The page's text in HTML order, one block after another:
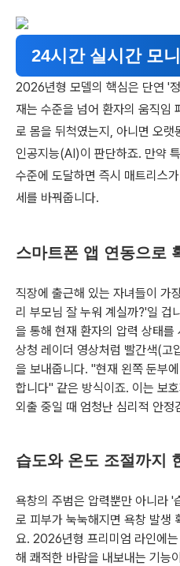
24시간 실시간 모
2026년형 모델의 핵심은 단연 '
재는 수준을 넘어 환자의 움직임
로 몸을 뒤척였는지, 아니면 오랫
인공지능(AI)이 판단하죠. 만약
수준에 도달하면 즉시 매트리스
세를 바꿔줍니다.
스마트폰 앱 연동으로
직장에 출근해 있는 자녀들이 가
리 부모님 잘 누워 계실까?'일 겁
을 통해 현재 환자의 압력 상태를
상청 레이더 영상처럼 빨간색(고
을 보내줍니다. "현재 왼쪽 둔부
합니다" 같은 방식이죠. 이는 보
외출 중일 때 엄청난 심리적 안정
습도와 온도 조절까지
욕창의 주범은 압력뿐만 아니라 '
로 피부가 눅눅해지면 욕창 발생
요. 2026년형 프리미엄 라인에
해 쾌적한 바람을 내보내는 기능